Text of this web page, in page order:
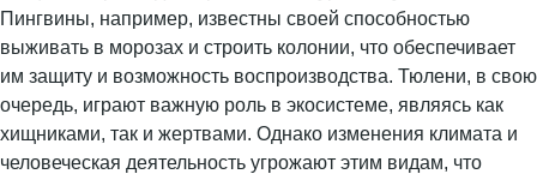
Пингвины, например, известны своей способностью
выживать в морозах и строить колонии, что обеспечивает
им защиту и возможность воспроизводства. Тюлени, в свою
очередь, играют важную роль в экосистеме, являясь как
хищниками, так и жертвами. Однако изменения климата и
человеческая деятельность угрожают этим видам, что